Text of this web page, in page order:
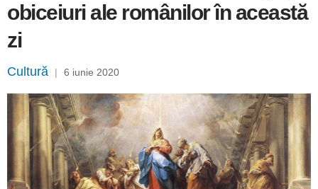
obiceiuri ale românilor în această
zi
Cultură | 6 iunie 2020